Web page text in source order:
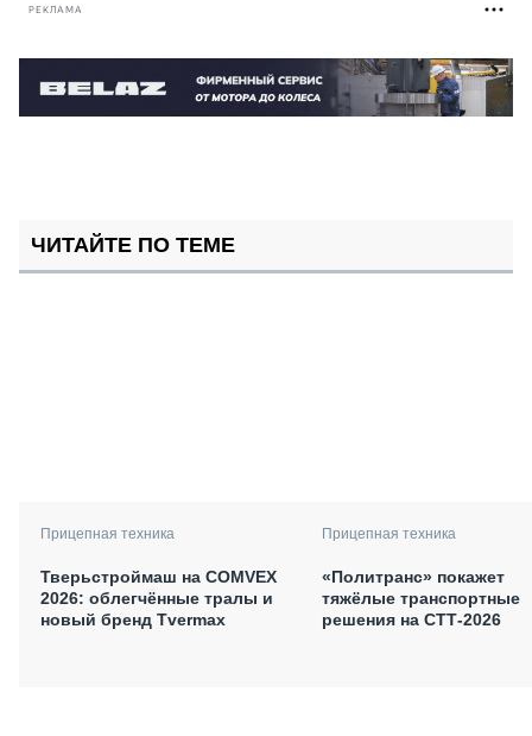
РЕКЛАМА
ЧИТАЙТЕ ПО ТЕМЕ
Прицепная техника
Тверьстроймаш на COMVEX
2026: облегчённые тралы и
новый бренд Tvermax
Прицепная техника
«Политранс» покажет
тяжёлые транспортные
решения на СТТ-2026